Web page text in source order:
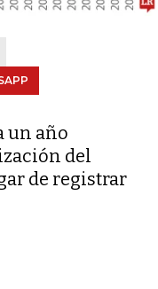
un año
del
de registrar